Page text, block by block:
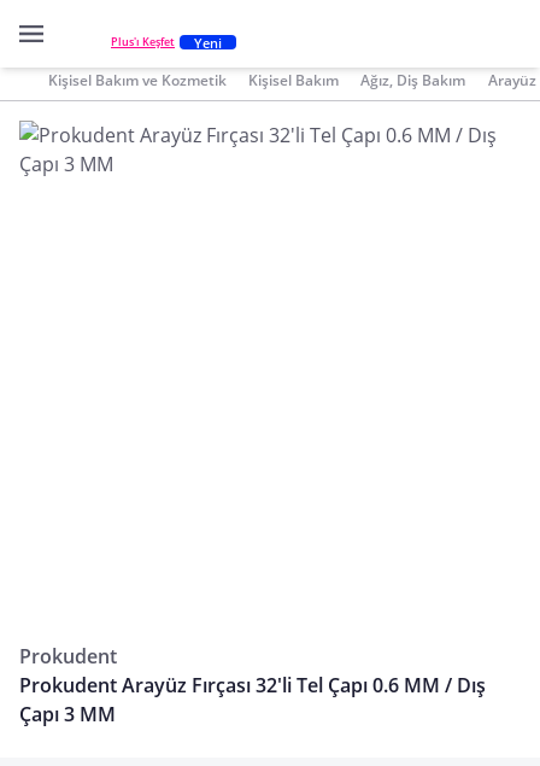
Plus'ı Keşfet Yeni
Kişisel Bakım ve Kozmetik Kişisel Bakım Ağız, Diş Bakım Arayüz
Prokudent
Prokudent Arayüz Fırçası 32'li Tel Çapı 0.6 MM / Dış
Çapı 3 MM